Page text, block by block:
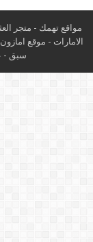
مواقع تهمك - متجر
الامارات - موقع امازون
سبق -